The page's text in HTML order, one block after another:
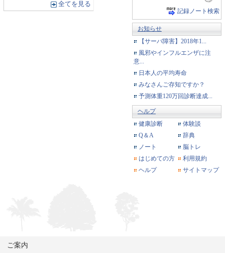
全てを見る
記録ノート検索
お知らせ
【サーバ障害】2018年1...
風邪やインフルエンザに注
意...
日本人の平均寿命
みなさんご存知ですか？
予測体重120万回診断達成...
ヘルプ
健康診断
体験談
Q＆A
辞典
ノート
脳トレ
はじめての方
利用規約
ヘルプ
サイトマップ
ご案内